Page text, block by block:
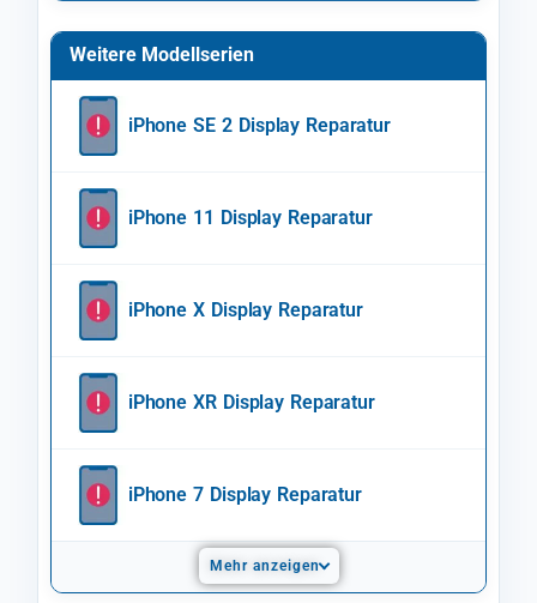
Weitere Modellserien
iPhone SE 2 Display Reparatur
iPhone 11 Display Reparatur
iPhone X Display Reparatur
iPhone XR Display Reparatur
iPhone 7 Display Reparatur
Mehr anzeigen